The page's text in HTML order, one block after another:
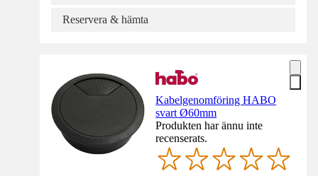
Reservera & hämta
Kabelgenomföring HABO
svart Ø60mm
Produkten har ännu inte
recenserats.